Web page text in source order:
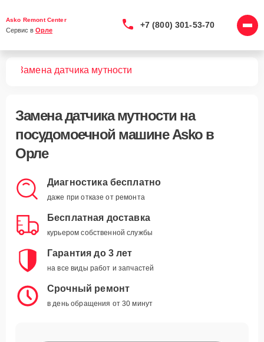
Asko Remont Center
Сервис в Орле
+7 (800) 301-53-70
Замена датчика мутности
Замена датчика мутности на
посудомоечной машине Asko в
Орле
Диагностика бесплатно
даже при отказе от ремонта
Бесплатная доставка
курьером собственной службы
Гарантия до 3 лет
на все виды работ и запчастей
Срочный ремонт
в день обращения от 30 минут